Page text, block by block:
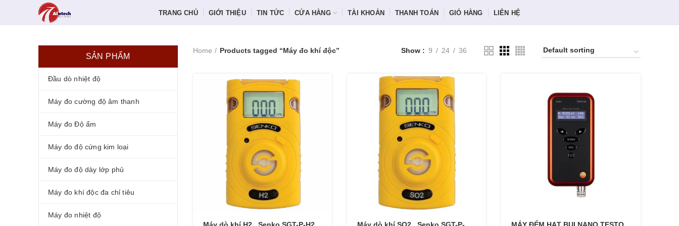
TRANG CHỦ GIỚI THIỆU TIN TỨC CỬA HÀNG TÀI KHOẢN THANH TOÁN GIỎ HÀNG LIÊN HỆ
Home Products tagged “Máy đo khí độc” Show 9 24 36
SẢN PHẨM
Đầu dò nhiệt độ
Máy đo cường độ âm thanh
Máy đo Độ ẩm
Máy đo độ cứng kim loại
Máy đo độ dày lớp phủ
Máy đo khí độc đa chỉ tiêu
Máy đo nhiệt độ